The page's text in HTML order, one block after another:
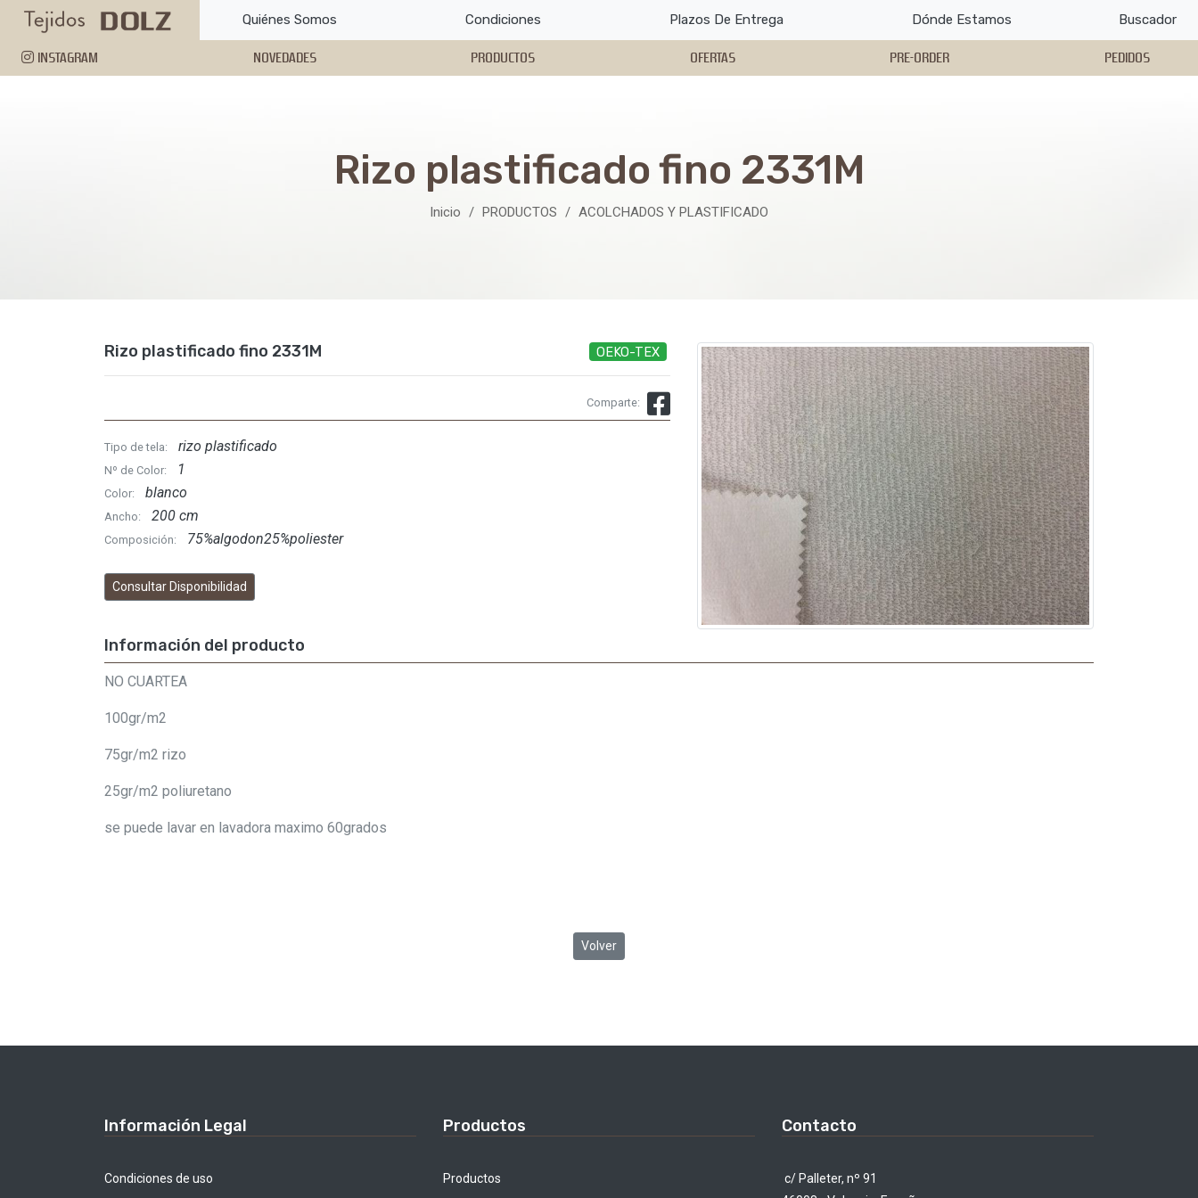
Quiénes Somos Condiciones Plazos De Entrega Dónde Estamos Buscador
INSTAGRAM NOVEDADES PRODUCTOS OFERTAS PRE-ORDER PEDIDOS
Rizo plastificado fino 2331M
Inicio PRODUCTOS ACOLCHADOS Y PLASTIFICADO
Rizo plastificado fino 2331M OEKO-TEX
Comparte:
Tipo de tela: rizo plastificado
Nº de Color: 1
Color: blanco
Ancho: 200 cm
Composición: 75%algodon25%poliester
Consultar Disponibilidad
Información del producto
NO CUARTEA
100gr/m2
75gr/m2 rizo
25gr/m2 poliuretano
se puede lavar en lavadora maximo 60grados
Volver
Información Legal
Condiciones de uso
Productos
Productos
Contacto
c/ Palleter, nº 91